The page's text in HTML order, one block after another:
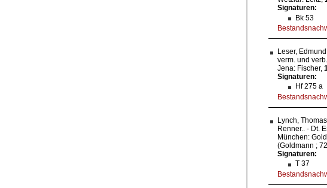
Signaturen:
Bk 53
Leser,
verm. und
Jena: Fischer,
Signaturen:
Hf 275 a
Lynch,
Renner.. - Dt.
München:
(Goldmann ;
Signaturen:
T 37